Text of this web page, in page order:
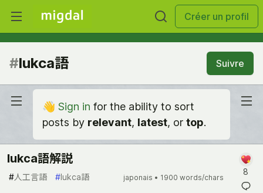
Créer un profil
#lukca語 Suivre
👋 Sign in for the ability to sort
posts by relevant, latest, or top.
lukca語解説
#人工言語 #lukca語 japonais • 1900 words/chars
8